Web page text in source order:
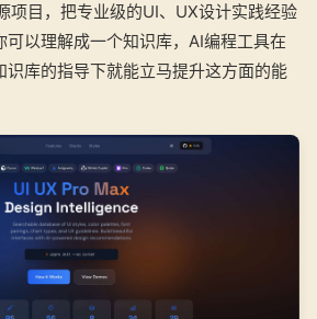
项目，把专业级的UI、UX设计实践经验
以理解成一个知识库，AI编程工具在
识库的指导下就能立马提升这方面的能